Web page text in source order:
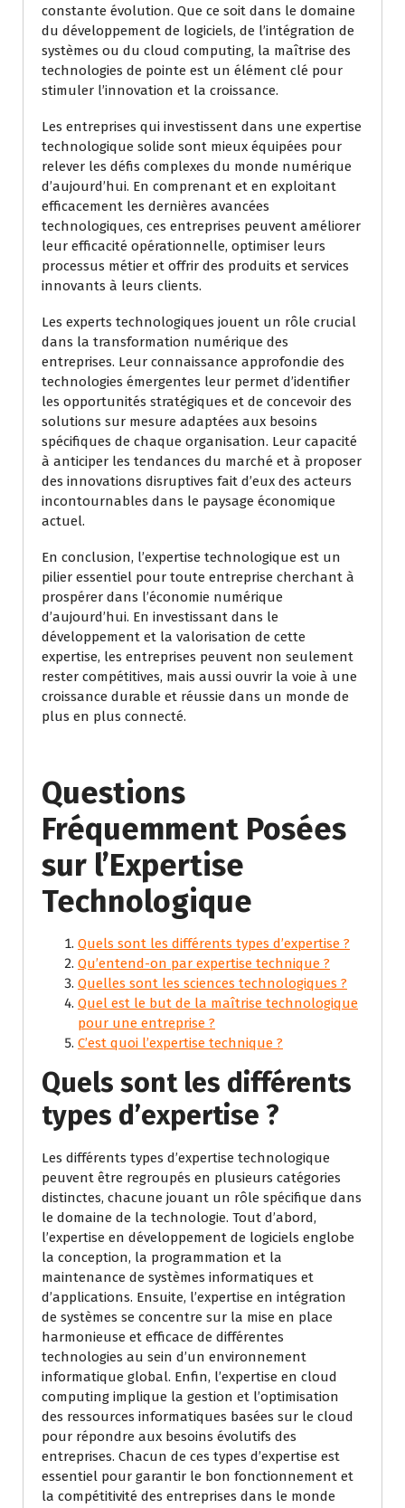
constante évolution. Que ce soit dans le domaine
du développement de logiciels, de l’intégration de
systèmes ou du cloud computing, la maîtrise des
technologies de pointe est un élément clé pour
stimuler l’innovation et la croissance.
Les entreprises qui investissent dans une expertise
technologique solide sont mieux équipées pour
relever les défis complexes du monde numérique
d’aujourd’hui. En comprenant et en exploitant
efficacement les dernières avancées
technologiques, ces entreprises peuvent améliorer
leur efficacité opérationnelle, optimiser leurs
processus métier et offrir des produits et services
innovants à leurs clients.
Les experts technologiques jouent un rôle crucial
dans la transformation numérique des
entreprises. Leur connaissance approfondie des
technologies émergentes leur permet d’identifier
les opportunités stratégiques et de concevoir des
solutions sur mesure adaptées aux besoins
spécifiques de chaque organisation. Leur capacité
à anticiper les tendances du marché et à proposer
des innovations disruptives fait d’eux des acteurs
incontournables dans le paysage économique
actuel.
En conclusion, l’expertise technologique est un
pilier essentiel pour toute entreprise cherchant à
prospérer dans l’économie numérique
d’aujourd’hui. En investissant dans le
développement et la valorisation de cette
expertise, les entreprises peuvent non seulement
rester compétitives, mais aussi ouvrir la voie à une
croissance durable et réussie dans un monde de
plus en plus connecté.
Questions
Fréquemment Posées
sur l’Expertise
Technologique
Quels sont les différents types d’expertise ?
Qu’entend-on par expertise technique ?
Quelles sont les sciences technologiques ?
Quel est le but de la maîtrise technologique
pour une entreprise ?
C’est quoi l’expertise technique ?
Quels sont les différents
types d’expertise ?
Les différents types d’expertise technologique
peuvent être regroupés en plusieurs catégories
distinctes, chacune jouant un rôle spécifique dans
le domaine de la technologie. Tout d’abord,
l’expertise en développement de logiciels englobe
la conception, la programmation et la
maintenance de systèmes informatiques et
d’applications. Ensuite, l’expertise en intégration
de systèmes se concentre sur la mise en place
harmonieuse et efficace de différentes
technologies au sein d’un environnement
informatique global. Enfin, l’expertise en cloud
computing implique la gestion et l’optimisation
des ressources informatiques basées sur le cloud
pour répondre aux besoins évolutifs des
entreprises. Chacun de ces types d’expertise est
essentiel pour garantir le bon fonctionnement et
la compétitivité des entreprises dans le monde